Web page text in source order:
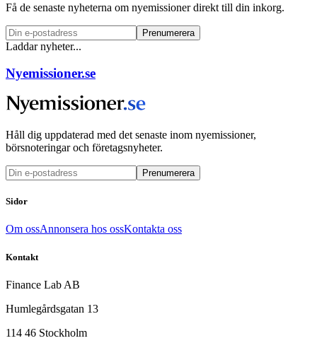
Få de senaste nyheterna om nyemissioner direkt till din inkorg.
Prenumerera
Laddar nyheter...
Nyemissioner.se
Håll dig uppdaterad med det senaste inom nyemissioner,
börsnoteringar och företagsnyheter.
Prenumerera
Sidor
Om ossAnnonsera hos ossKontakta oss
Kontakt
Finance Lab AB
Humlegårdsgatan 13
114 46 Stockholm